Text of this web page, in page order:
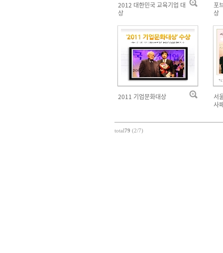
2012 대한민국 교육기업 대
상
포
상
2011 기업문화대상
서
사
total79 (2/7)